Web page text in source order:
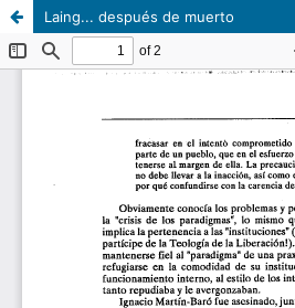
Laing... después de muerto